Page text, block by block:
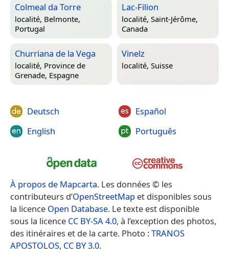
Colmeal da Torre
localité, Belmonte,
Portugal
Lac-Filion
localité, Saint-Jérôme,
Canada
Churriana de la Vega
localité, Province de
Grenade, Espagne
Vinelz
localité, Suisse
Deutsch
English
Español
Português
À propos de Mapcarta. Les données © les
contributeurs d’OpenStreetMap et disponibles sous
la licence Open Database. Le texte est disponible
sous la licence CC BY-SA 4.0, à l’exception des photos,
des itinéraires et de la carte. Photo :TRANOS
APOSTOLOS, CC BY 3.0.